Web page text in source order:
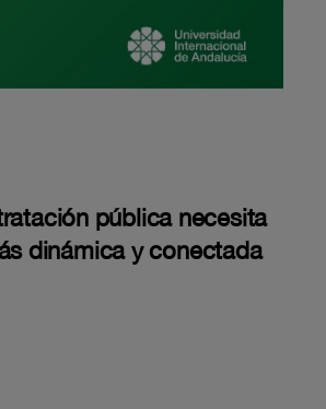
pública necesita
dinámica y conectada